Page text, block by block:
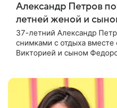
Александр Петров
летней женой и
37-летний Александр
снимками с отдыха
Викторией и сыном